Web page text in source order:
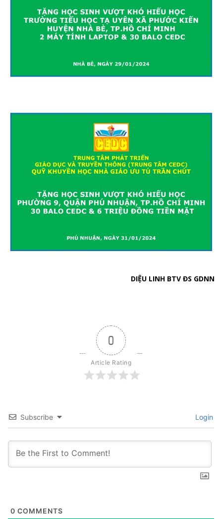
DIỆU LINH BTV ĐS GDNN
0
Article Rating
Subscribe Login
0 COMMENTS